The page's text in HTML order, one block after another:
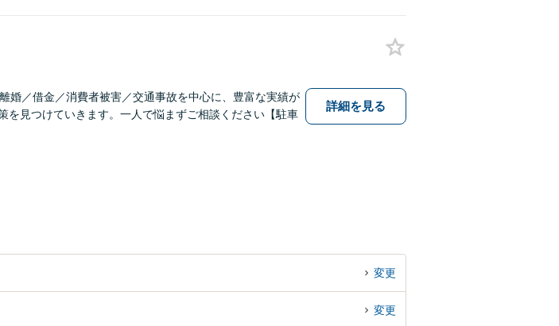
婚／借金／消費者被害／交通事故を中心に、豊富な実績が
を見つけていきます。一人で悩まずご相談ください【駐車
詳細を見る
変更
変更